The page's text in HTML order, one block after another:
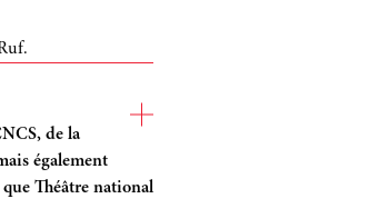
le
de la
également
Théâtre national